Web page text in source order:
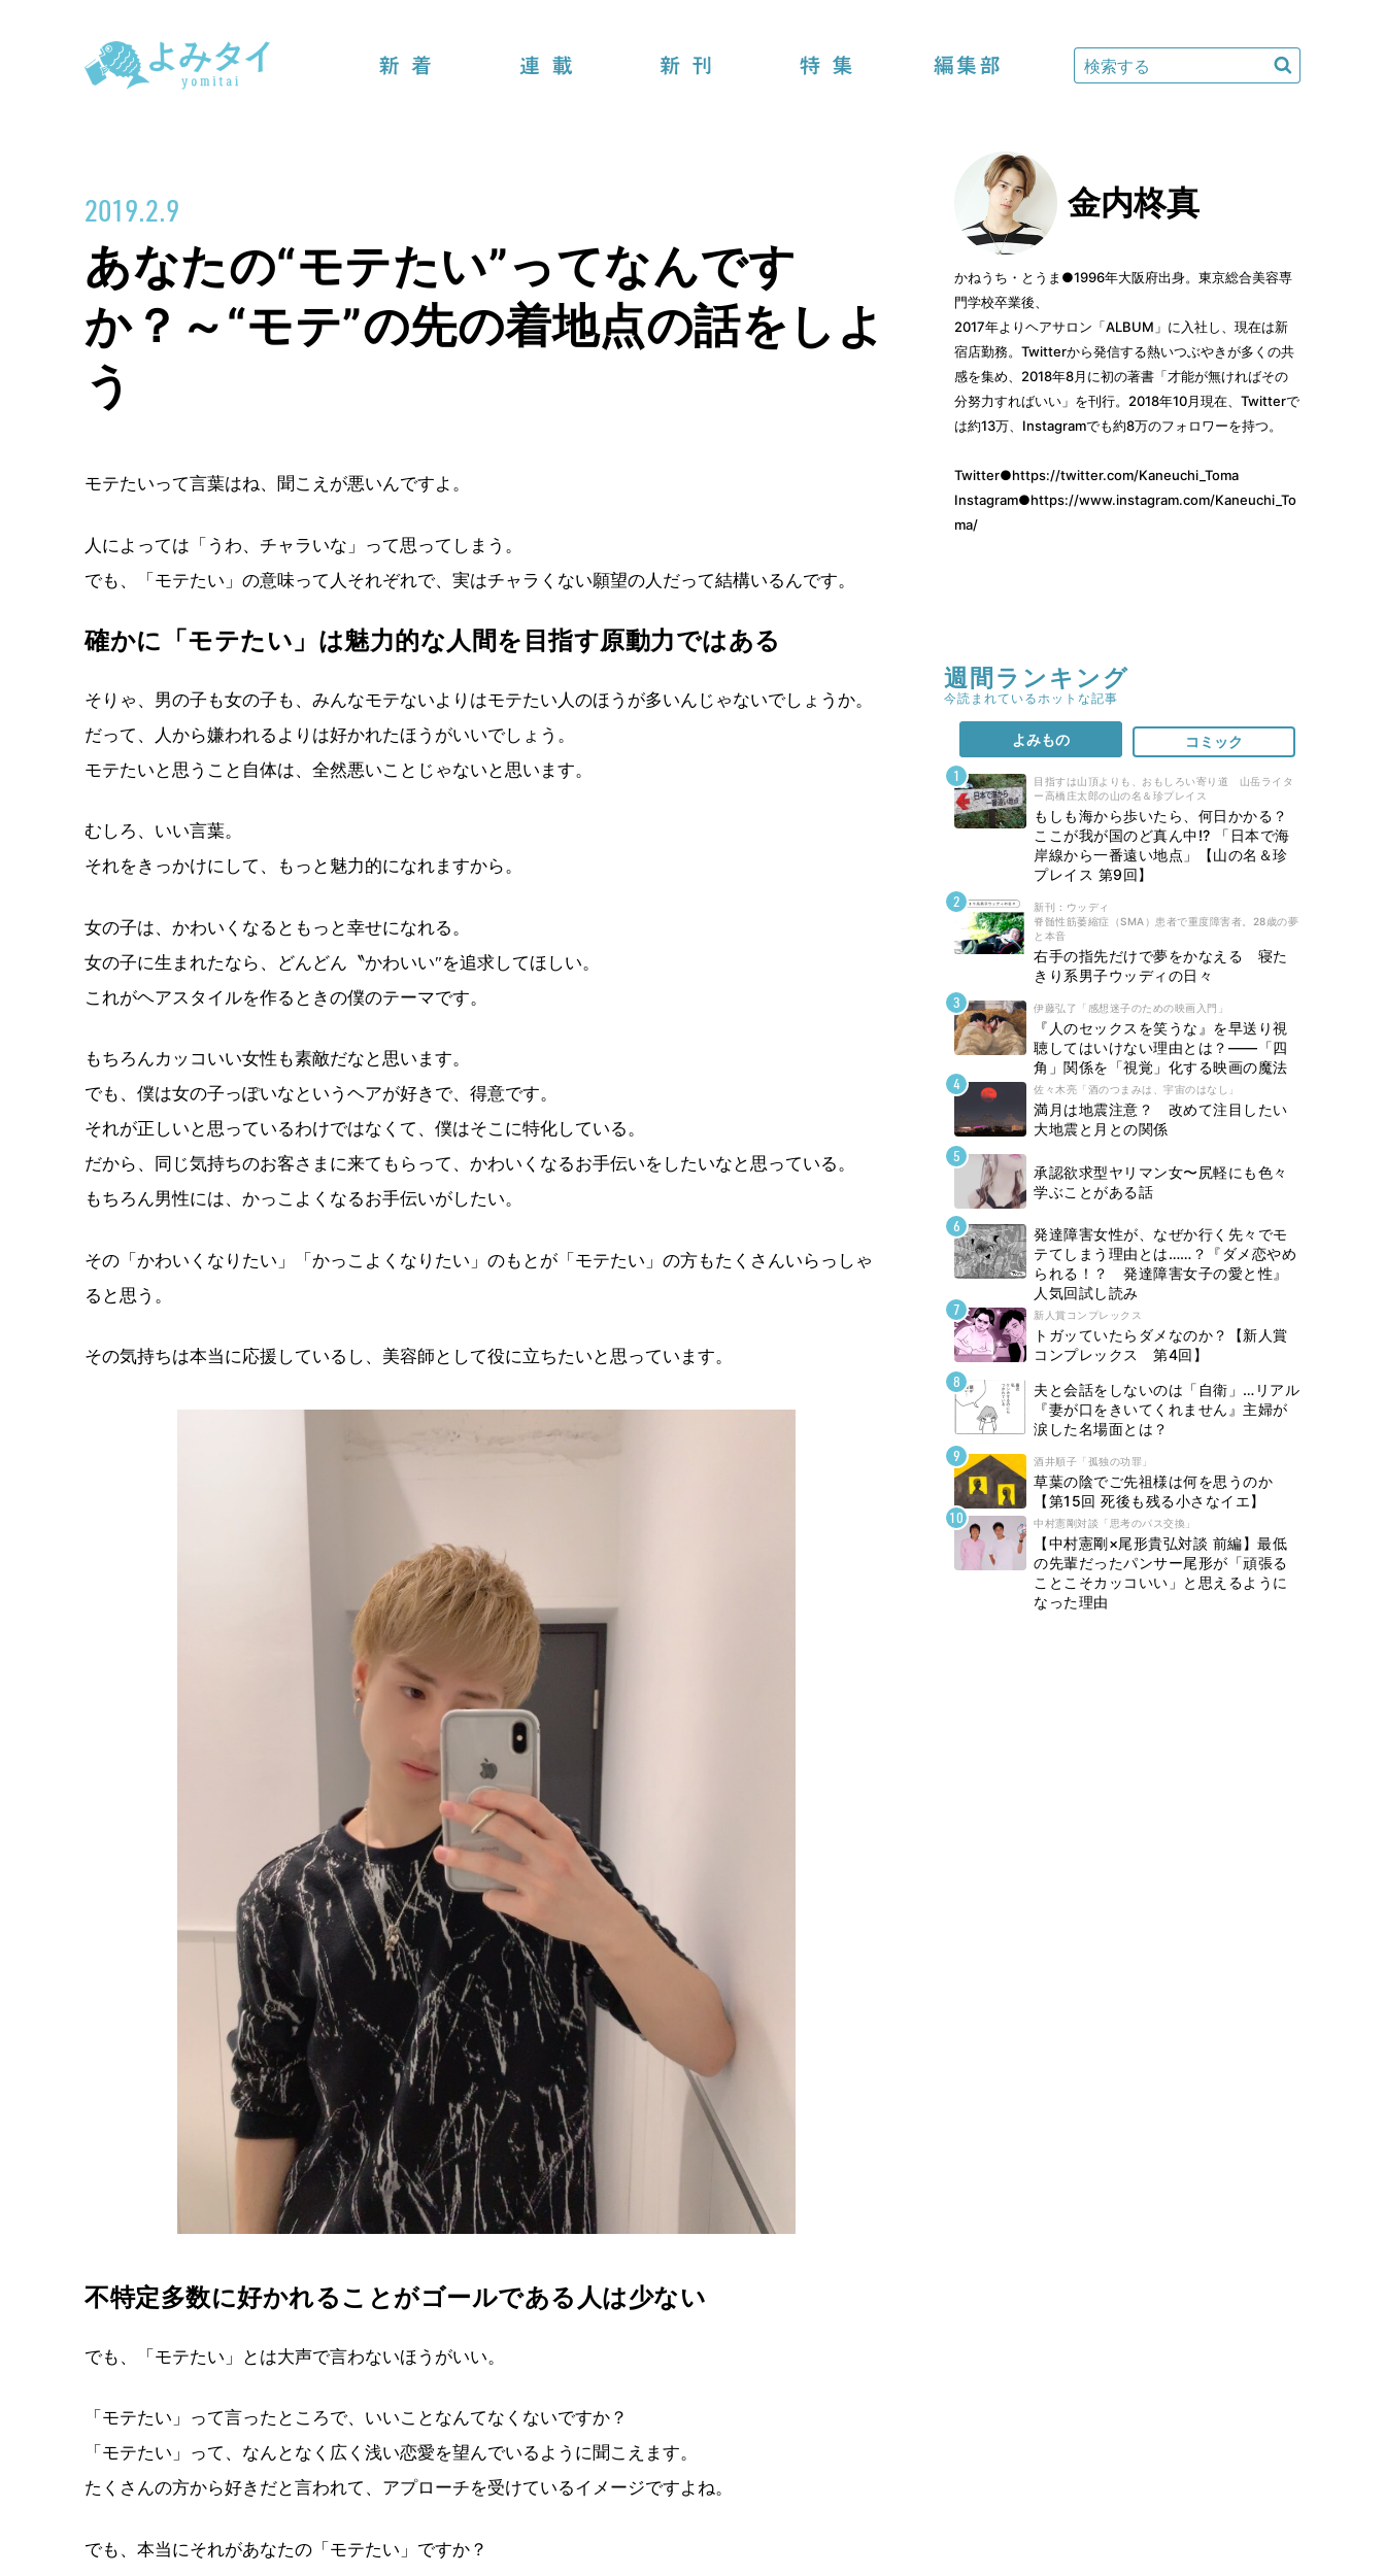
2019.2.9
あなたの“モテたい”ってなんです
か？～“モテ”の先の着地点の話をしよ
う
モテたいって言葉はね、聞こえが悪いんですよ。
人によっては「うわ、チャラいな」って思ってしまう。
でも、「モテたい」の意味って人それぞれで、実はチャラくない願望の人だって結構いるんです。
確かに「モテたい」は魅力的な人間を目指す原動力ではある
そりゃ、男の子も女の子も、みんなモテないよりはモテたい人のほうが多いんじゃないでしょうか。
だって、人から嫌われるよりは好かれたほうがいいでしょう。
モテたいと思うこと自体は、全然悪いことじゃないと思います。
むしろ、いい言葉。
それをきっかけにして、もっと魅力的になれますから。
女の子は、かわいくなるともっと幸せになれる。
女の子に生まれたなら、どんどん〝かわいい″を追求してほしい。
これがヘアスタイルを作るときの僕のテーマです。
もちろんカッコいい女性も素敵だなと思います。
でも、僕は女の子っぽいなというヘアが好きで、得意です。
それが正しいと思っているわけではなくて、僕はそこに特化している。
だから、同じ気持ちのお客さまに来てもらって、かわいくなるお手伝いをしたいなと思っている。
もちろん男性には、かっこよくなるお手伝いがしたい。
その「かわいくなりたい」「かっこよくなりたい」のもとが「モテたい」の方もたくさんいらっしゃ
ると思う。
その気持ちは本当に応援しているし、美容師として役に立ちたいと思っています。
不特定多数に好かれることがゴールである人は少ない
でも、「モテたい」とは大声で言わないほうがいい。
「モテたい」って言ったところで、いいことなんてなくないですか？
「モテたい」って、なんとなく広く浅い恋愛を望んでいるように聞こえます。
たくさんの方から好きだと言われて、アプローチを受けているイメージですよね。
でも、本当にそれがあなたの「モテたい」ですか？
金内柊真
かねうち・とうま●1996年大阪府出身。東京総合美容専
門学校卒業後、
2017年よりヘアサロン「ALBUM」に入社し、現在は新
宿店勤務。Twitterから発信する熱いつぶやきが多くの共
感を集め、2018年8月に初の著書「才能が無ければその
分努力すればいい」を刊行。2018年10月現在、Twitterで
は約13万、Instagramでも約8万のフォロワーを持つ。
Twitter●https://twitter.com/Kaneuchi_Toma
Instagram●https://www.instagram.com/Kaneuchi_To
ma/
週間ランキング
今読まれているホットな記事
よみもの コミック
目指すは山頂よりも、おもしろい寄り道 山岳ライタ
ー高橋庄太郎の山の名＆珍プレイス
もしも海から歩いたら、何日かかる？
ここが我が国のど真ん中!? 「日本で海
岸線から一番遠い地点」【山の名＆珍
プレイス 第9回】
新刊 : ウッディ
脊髄性筋萎縮症（SMA）患者で重度障害者。28歳の夢
と本音
右手の指先だけで夢をかなえる 寝た
きり系男子ウッディの日々
伊藤弘了「感想迷子のための映画入門」
『人のセックスを笑うな』を早送り視
聴してはいけない理由とは？――「四
角」関係を「視覚」化する映画の魔法
佐々木亮「酒のつまみは、宇宙のはなし」
満月は地震注意？ 改めて注目したい
大地震と月との関係
承認欲求型ヤリマン女〜尻軽にも色々
学ぶことがある話
発達障害女性が、なぜか行く先々でモ
テてしまう理由とは……？『ダメ恋やめ
られる！？ 発達障害女子の愛と性』
人気回試し読み
新人賞コンプレックス
トガッていたらダメなのか？【新人賞
コンプレックス 第4回】
夫と会話をしないのは「自衛」…リアル
『妻が口をきいてくれません』主婦が
涙した名場面とは？
酒井順子「孤独の功罪」
草葉の陰でご先祖様は何を思うのか
【第15回 死後も残る小さなイエ】
中村憲剛対談「思考のパス交換」
【中村憲剛×尾形貴弘対談 前編】最低
の先輩だったパンサー尾形が「頑張る
ことこそカッコいい」と思えるように
なった理由